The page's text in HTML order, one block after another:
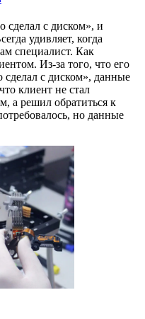
сделал с диском», и
удивляет, когда
специалист. Как
Из-за того, что его
сделал с диском», данные
клиент не стал
а решил обратиться к
но данные